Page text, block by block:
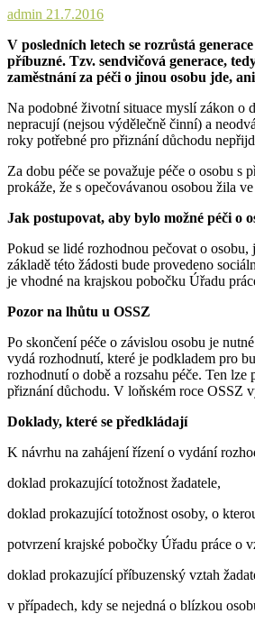
admin 21.7.2016
V posledních letech se rozrůstá
příbuzné. Tzv. sendvičová generace,
zaměstnání za péči o jinou osobu jde,
Na podobné životní situace myslí zákon o
nepracují (nejsou výdělečně činní) a
roky potřebné pro přiznání důchodu
Za dobu péče se považuje péče o osobu
prokáže, že s opečovávanou osobou žila
Jak postupovat, aby bylo možné péči o
Pokud se lidé rozhodnou pečovat o
základě této žádosti bude provedeno
je vhodné na krajskou pobočku Úřadu
Pozor na lhůtu u OSSZ
Po skončení péče o závislou osobu je
vydá rozhodnutí, které je podkladem pro
rozhodnutí o době a rozsahu péče. Ten
přiznání důchodu. V loňském roce OSSZ
Doklady, které se předkládají
K návrhu na zahájení řízení o vydání
doklad prokazující totožnost žadatele,
doklad prokazující totožnost osoby, o
potvrzení krajské pobočky Úřadu práce o
doklad prokazující příbuzenský vztah
v případech, kdy se nejedná o blízkou